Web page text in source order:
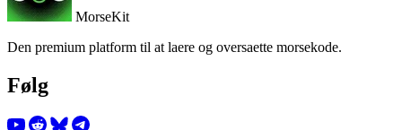
MorseKit
Den premium platform til at laere og oversaette morsekode.
Følg